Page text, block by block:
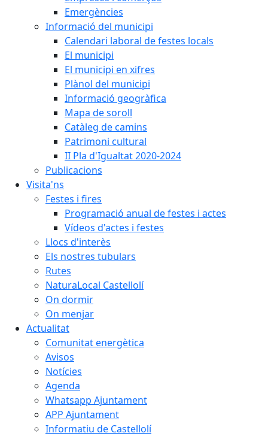
Emergències
Informació del municipi
Calendari laboral de festes locals
El municipi
El municipi en xifres
Plànol del municipi
Informació geogràfica
Mapa de soroll
Catàleg de camins
Patrimoni cultural
II Pla d'Igualtat 2020-2024
Publicacions
Visita'ns
Festes i fires
Programació anual de festes i actes
Vídeos d'actes i festes
Llocs d'interès
Els nostres tubulars
Rutes
NaturaLocal Castellolí
On dormir
On menjar
Actualitat
Comunitat energètica
Avisos
Notícies
Agenda
Whatsapp Ajuntament
APP Ajuntament
Informatiu de Castellolí